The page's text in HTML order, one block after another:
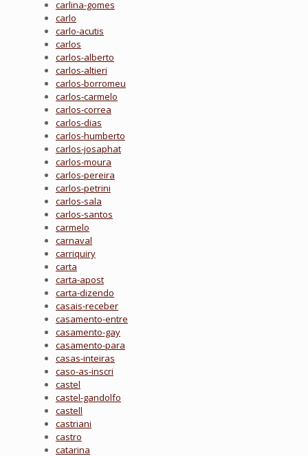
carlina-gomes
carlo
carlo-acutis
carlos
carlos-alberto
carlos-altieri
carlos-borromeu
carlos-carmelo
carlos-correa
carlos-dias
carlos-humberto
carlos-josaphat
carlos-moura
carlos-pereira
carlos-petrini
carlos-sala
carlos-santos
carmelo
carnaval
carriquiry
carta
carta-apost
carta-dizendo
casais-receber
casamento-entre
casamento-gay
casamento-para
casas-inteiras
caso-as-inscri
castel
castel-gandolfo
castell
castriani
castro
catarina